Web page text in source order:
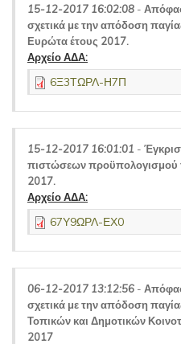
15-12-2017 16:02:08 -
σχετικά με την απόδοση
Ευρώτα έτους 2017.
Αρχείο ΑΔΑ:
6Ξ3ΤΩΡΛ-Η7Π
15-12-2017 16:01:01 -
πιστώσεων προϋπολογισμού
2017.
Αρχείο ΑΔΑ:
67Υ9ΩΡΛ-ΕΧ0
06-12-2017 13:12:56 -
σχετικά με την απόδοση
Τοπικών και Δημοτικών
2017